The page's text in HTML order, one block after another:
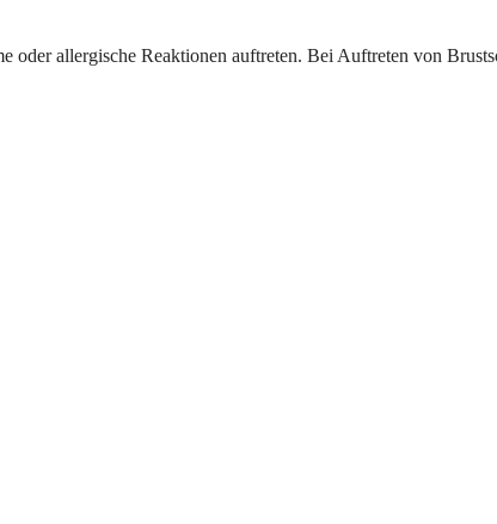
allergische Reaktionen auftreten. Bei Auftreten von